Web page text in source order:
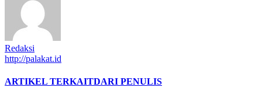
Redaksi
http://palakat.id
ARTIKEL TERKAITDARI PENULIS